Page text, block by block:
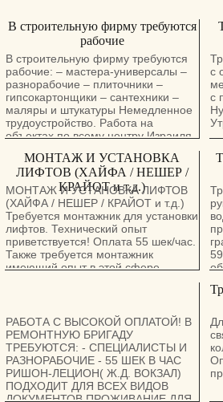
В строительную фирму требуются
рабочие
В строительную фирму требуются
рабочие: – мастера-универсалы –
разнорабочие – плиточники –
гипсокартонщики – сантехники –
маляры и штукатуры Немедленное
трудоустройство. Работа на
объектах по всему центру Израиля.
Звоните: 050-8556080
с
с
МОНТАЖ И УСТАНОВКА
ЛИФТОВ (ХАЙФА / НЕШЕР /
КРАЙОТ и т.д.)
МОНТАЖ И УСТАНОВКА ЛИФТОВ
(ХАЙФА / НЕШЕР / КРАЙОТ и т.д.)
Требуется монтажник для установки
лифтов. Технический опыт
приветствуется! Оплата 55 шек/час.
Также требуется монтажник
имеющий опыт в этой сфере,
писать в вотсап/телеграм.
РАБОТА С ВЫСОКОЙ ОПЛАТОЙ! В
РЕМОНТНУЮ БРИГАДУ
ТРЕБУЮТСЯ: - СПЕЦИАЛИСТЫ И
РАЗНОРАБОЧИЕ - 55 ШЕК В ЧАС
РИШОН-ЛЕЦИОН( Ж.Д. ВОКЗАЛ)
ПОДХОДИТ ДЛЯ ВСЕХ ВИДОВ
ДОКУМЕНТОВ ПРОЖИВАНИЕ ДЛЯ